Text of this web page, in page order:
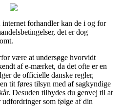
internet forhandler kan de i og for
det er dog
være at undersøge hvorvidt
af e-mærket, da det ofte er en
de officielle danske regler,
tit føres tilsyn med af sagkyndige
Desuden tilbydes du genvej til at
udfordringer som følge af din